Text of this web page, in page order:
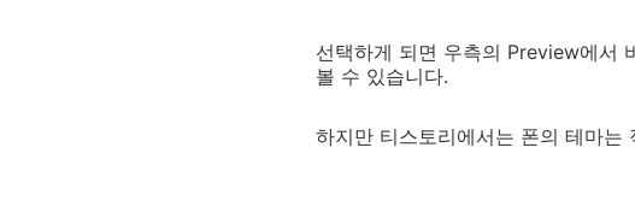
선택하게 되면 우측의 Preview에서
볼 수 있습니다.
하지만 티스토리에서는 폰의 테마는